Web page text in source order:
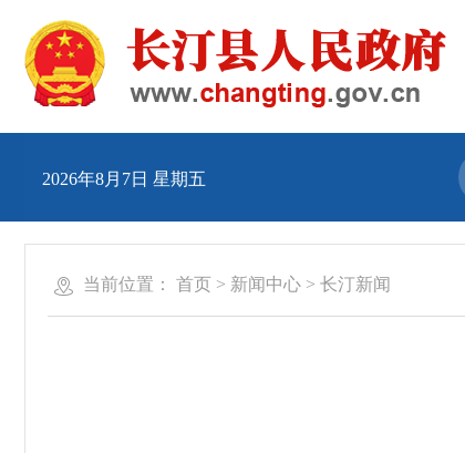
2026年8月7日 星期五
当前位置： 首页 > 新闻中心 > 长汀新闻